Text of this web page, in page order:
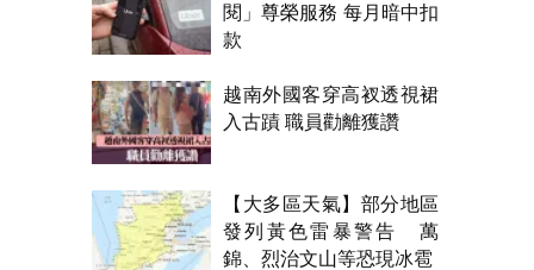
閱」尊榮服務 每月暗中扣
款
越南外國客穿高衩透視裙
入古蹟 職員勸離獲讚
【大多區天氣】部分地區
發列黃色雷暴警告 萬
錦、烈治文山等恐現冰雹